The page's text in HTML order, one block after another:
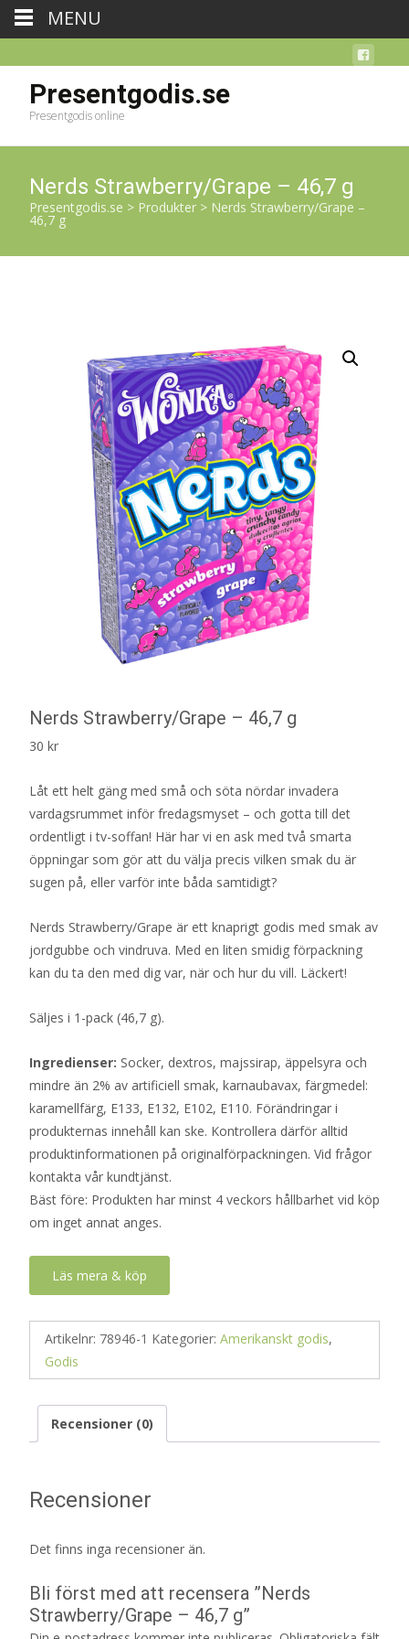
Presentgodis.se
Presentgodis online
Nerds Strawberry/Grape – 46,7 g
Presentgodis.se > Produkter > Nerds Strawberry/Grape –
46,7 g
Nerds Strawberry/Grape – 46,7 g
30 kr
Låt ett helt gäng med små och söta nördar invadera
vardagsrummet inför fredagsmyset – och gotta till det
ordentligt i tv-soffan! Här har vi en ask med två smarta
öppningar som gör att du välja precis vilken smak du är
sugen på, eller varför inte båda samtidigt?
Nerds Strawberry/Grape är ett knaprigt godis med smak av
jordgubbe och vindruva. Med en liten smidig förpackning
kan du ta den med dig var, när och hur du vill. Läckert!
Säljes i 1-pack (46,7 g).
Ingredienser: Socker, dextros, majssirap, äppelsyra och
mindre än 2% av artificiell smak, karnaubavax, färgmedel:
karamellfärg, E133, E132, E102, E110. Förändringar i
produkternas innehåll kan ske. Kontrollera därför alltid
produktinformationen på originalförpackningen. Vid frågor
kontakta vår kundtjänst.
Bäst före: Produkten har minst 4 veckors hållbarhet vid köp
om inget annat anges.
Läs mera & köp
Artikelnr: 78946-1 Kategorier: Amerikanskt godis,
Godis
Recensioner (0)
Recensioner
Det finns inga recensioner än.
Bli först med att recensera ”Nerds
Strawberry/Grape – 46,7 g”
MENU